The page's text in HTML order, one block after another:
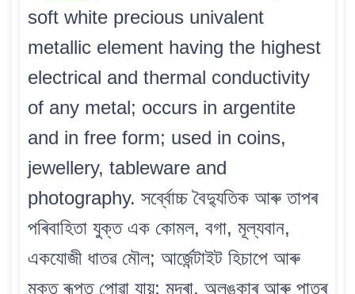
soft white precious univalent
metallic element having the highest
electrical and thermal conductivity
of any metal; occurs in argentite
and in free form; used in coins,
jewellery, tableware and
photography. সৰ্ব্বোচ্চ বৈদ্যুতিক আৰু তাপৰ
পৰিবাহিতা যুক্ত এক কোমল, বগা, মূল্যবান,
একযোজী ধাতৱ মৌল; আৰ্জেন্টাইট হিচাপে আৰু
মুক্ত ৰূপত পোৱা যায়; মুদ্ৰা, অলঙ্কাৰ আৰু পাত্ৰ